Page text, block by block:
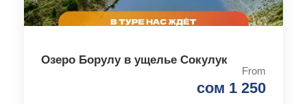
Озеро Борулу в ущелье Сокулук
From
сом 1 250